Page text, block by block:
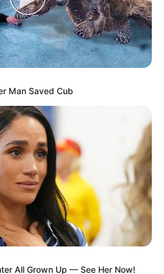
diferentes técnicas
de Fuxico
boneca
– Tutorial em Vídeo
Man Saved Cub
All Grown Up — See Her Now!